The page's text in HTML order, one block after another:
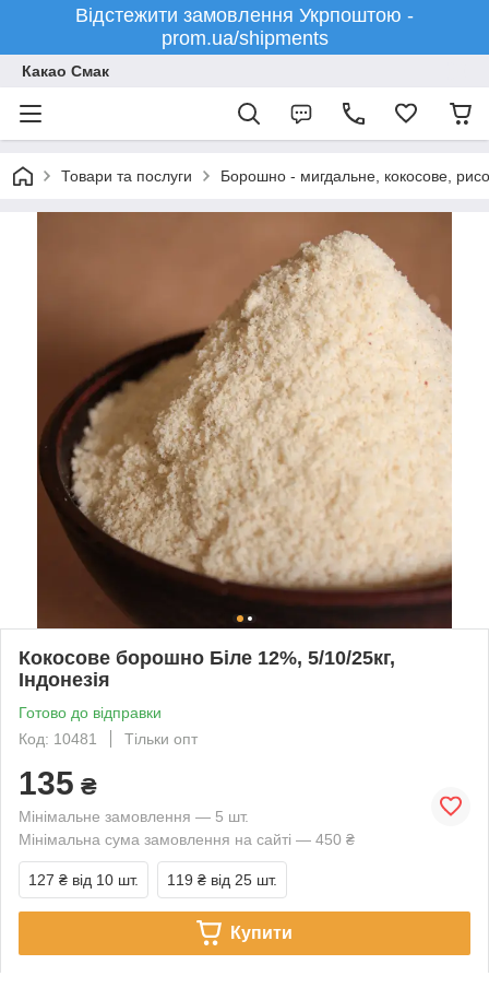
Відстежити замовлення Укрпоштою -
prom.ua/shipments
Какао Смак
Товари та послуги Борошно - мигдальне, кокосове,
Кокосове борошно Біле 12%, 5/10/25кг,
Індонезія
Готово до відправки
Код: 10481
Тільки опт
135 ₴
Мінімальне замовлення — 5 шт.
Мінімальна сума замовлення на сайті — 450 ₴
127 ₴ від 10 шт. 119 ₴ від 25 шт.
Купити